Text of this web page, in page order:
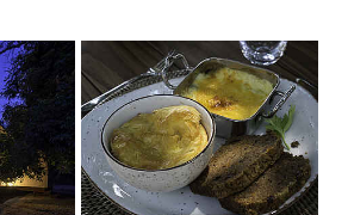
Show larger version